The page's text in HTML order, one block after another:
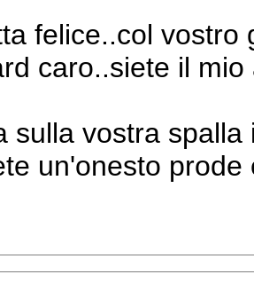
felice..col vostro
caro..siete il
sulla vostra
un'onesto